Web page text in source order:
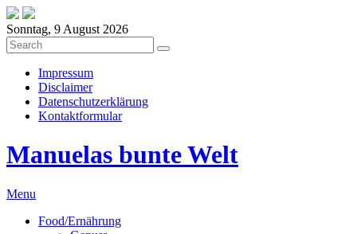
Sonntag, 9 August 2026
Impressum
Disclaimer
Datenschutzerklärung
Kontaktformular
Manuelas bunte Welt
Menu
Food/Ernährung